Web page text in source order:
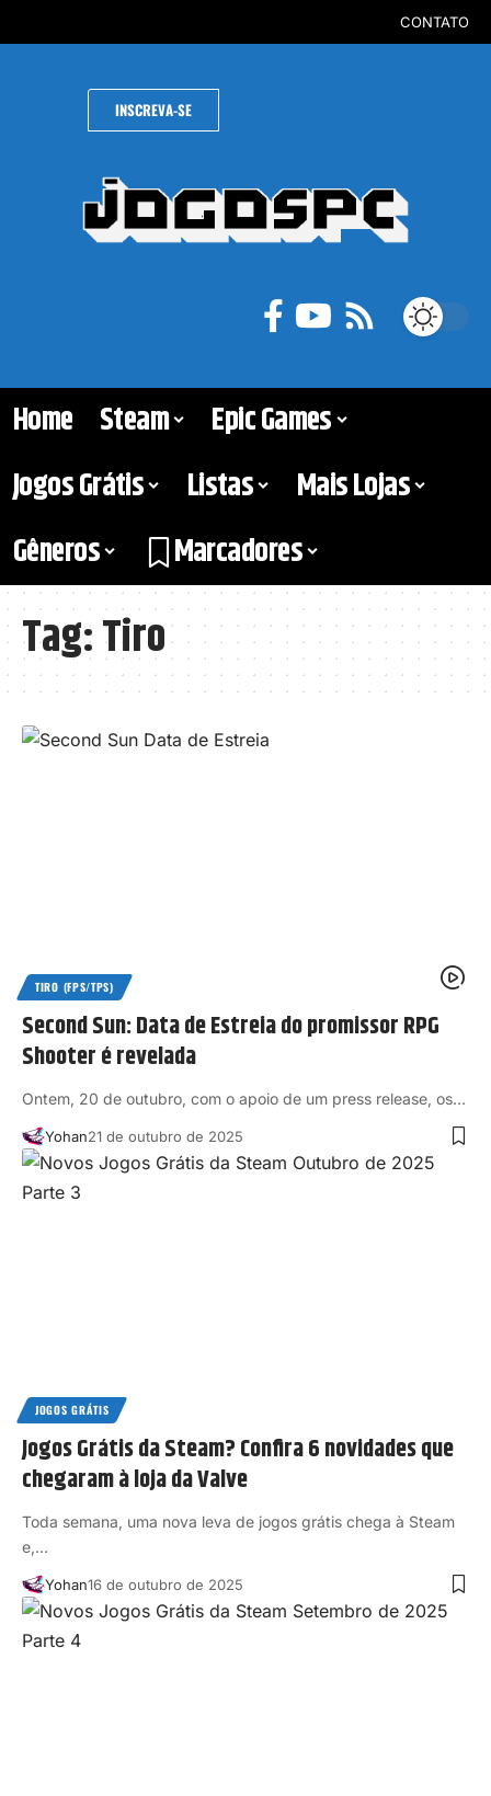
CONTATO
INSCREVA-SE
Home Steam
Epic Games
Jogos Grátis
Listas
Mais Lojas
Gêneros
Marcadores
Tag:Tiro
TIRO (FPS/TPS)
Second Sun: Data de Estreia do promissor RPG
Shooter é revelada
Ontem, 20 de outubro, com o apoio de um press release, os…
Yohan21 de outubro de 2025
JOGOS GRÁTIS
Jogos Grátis da Steam? Confira 6 novidades que
chegaram à loja da Valve
Toda semana, uma nova leva de jogos grátis chega à Steam
e,…
Yohan16 de outubro de 2025